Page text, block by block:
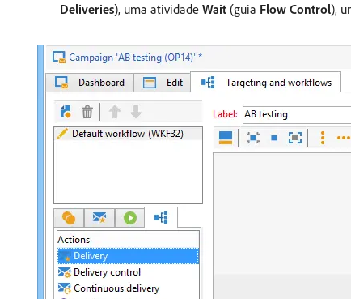
Deliveries), uma atividade Wait (guia Flow Control),